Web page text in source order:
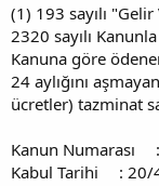
(1) 193 sayılı
2320 sayılı
Kanuna göre
24 aylığını
ücretler) tazminat
Kanun Numarası
Kabul Tarihi : 20/